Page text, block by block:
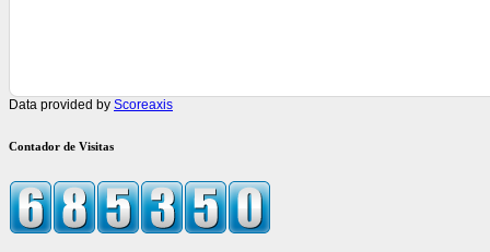
Data provided by Scoreaxis
Contador de Visitas